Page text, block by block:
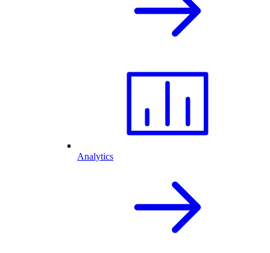
Analytics